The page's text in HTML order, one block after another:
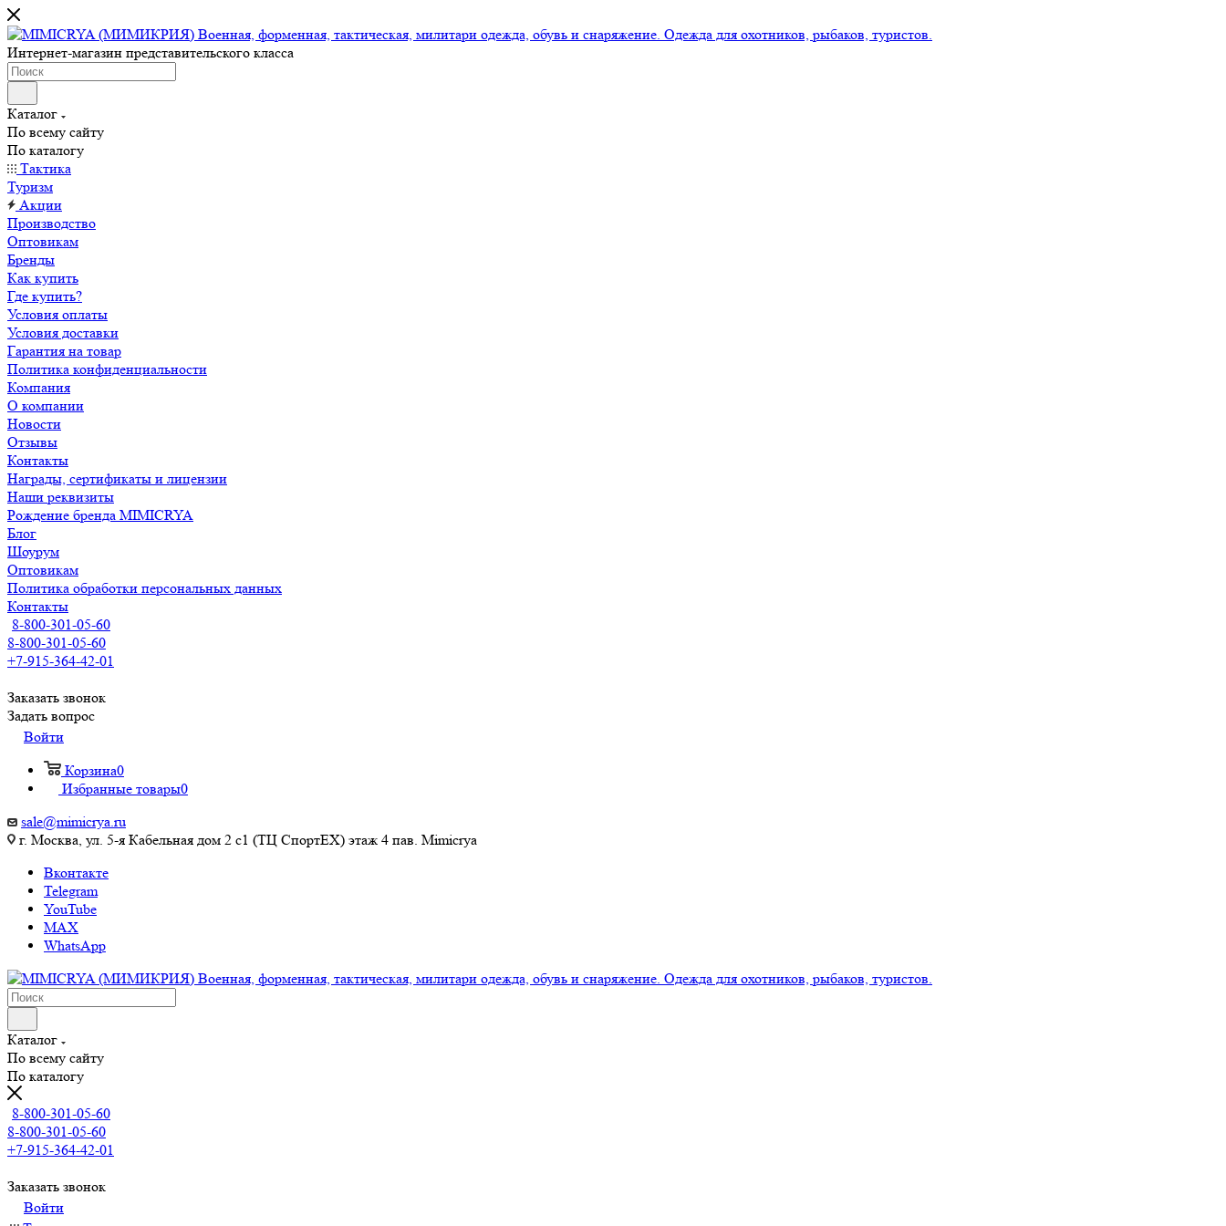
Интернет-магазин представительского класса
Каталог
По всему сайту
По каталогу
Тактика
Туризм
Акции
Производство
Оптовикам
Бренды
Как купить
Где купить?
Условия оплаты
Условия доставки
Гарантия на товар
Политика конфиденциальности
Компания
О компании
Новости
Отзывы
Контакты
Награды, сертификаты и лицензии
Наши реквизиты
Рождение бренда MIMICRYA
Блог
Шоурум
Оптовикам
Политика обработки персональных данных
Контакты
8-800-301-05-60
8-800-301-05-60
+7-915-364-42-01
Заказать звонок
Задать вопрос
Войти
Корзина0
Избранные товары0
sale@mimicrya.ru
г. Москва, ул. 5-я Кабельная дом 2 с1 (ТЦ СпортEX) этаж 4 пав. Mimicrya
Вконтакте
Telegram
YouTube
MAX
WhatsApp
Каталог
По всему сайту
По каталогу
8-800-301-05-60
8-800-301-05-60
+7-915-364-42-01
Заказать звонок
Войти